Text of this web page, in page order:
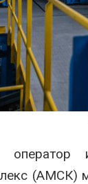
(АМСК)